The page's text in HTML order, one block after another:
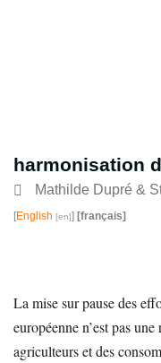
harmonisation
Mathilde Dupré &
[English ] [français]
La mise sur pause des
européenne n’est pas
agriculteurs et des